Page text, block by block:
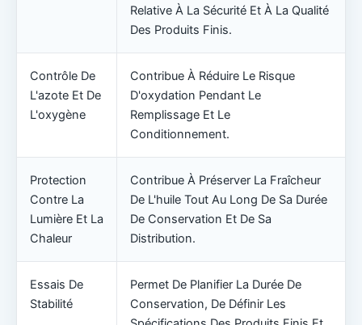
Relative À La Sécurité Et À La Qualité
Des Produits Finis.
Contrôle De
L'azote Et De
L'oxygène
Contribue À Réduire Le Risque
D'oxydation Pendant Le
Remplissage Et Le
Conditionnement.
Protection
Contre La
Lumière Et La
Chaleur
Contribue À Préserver La Fraîcheur
De L'huile Tout Au Long De Sa Durée
De Conservation Et De Sa
Distribution.
Essais De
Stabilité
Permet De Planifier La Durée De
Conservation, De Définir Les